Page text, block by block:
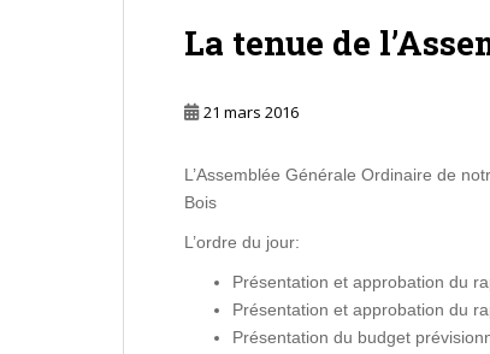
La tenue de
21 mars 2016
L’Assemblée Générale Ordinaire de
Bois
L’ordre du jour:
Présentation et approbation du
Présentation et approbation du
Présentation du budget